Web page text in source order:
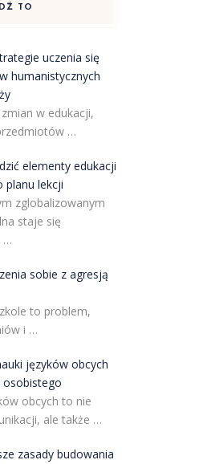
TO
uczenia się
humanistycznych
w edukacji,
…
elementy edukacji
planu lekcji
zglobalizowanym
staje się
…
sobie z agresją
to problem,
i …
języków obcych
obcych to nie
ale także …
zasady budowania